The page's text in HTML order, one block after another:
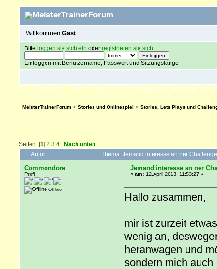
Willkommen Gast
Bitteloggen sie sich ein oderregistrieren sie sich
Einloggen mit Benutzername, Passwort und Sitzungslänge
ÜBERSICHT HILFE SUCHE FAQ FORENREGELN SPENDEN
MeisterTrainerForum> Stories und Onlinespiel > Stories, Lets Plays und
Seiten: [1]2 3 4 Nach unten
Autor Thema: Jemand interesse an ner
Commondore
Profi
Offline
Jemand interesse an ner
«am: 12.April 2013, 11:53:27 »
Hallo zusammen,
mir ist zurzeit
wenig an,
heranwagen und
sondern mich